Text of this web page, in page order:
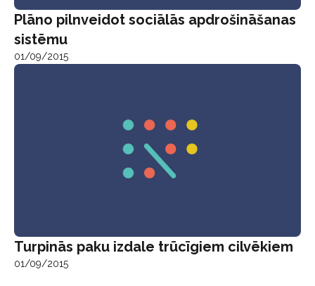
Plāno pilnveidot sociālās apdrošināšanas
sistēmu
01/09/2015
Turpinās paku izdale trūcīgiem cilvēkiem
01/09/2015